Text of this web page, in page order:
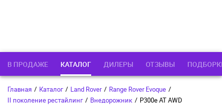
В ПРОДАЖЕ КАТАЛОГ ДИЛЕРЫ ОТЗЫВЫ
Главная / Каталог / Land Rover / Range Rover Evoque /
II поколение рестайлинг / Внедорожник / P300e AT AWD